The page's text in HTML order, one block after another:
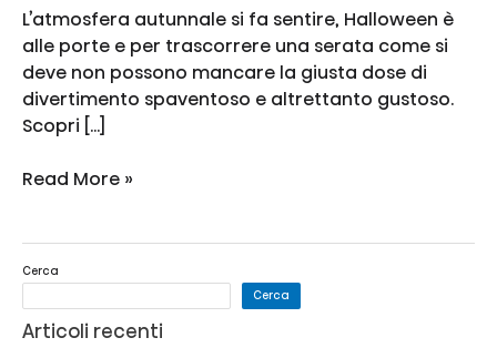
L’atmosfera autunnale si fa sentire, Halloween è
alle porte e per trascorrere una serata come si
deve non possono mancare la giusta dose di
divertimento spaventoso e altrettanto gustoso.
Scopri […]
Ricette
film
da
brivido:
Read More »
Cerca
Cerca
Articoli recenti